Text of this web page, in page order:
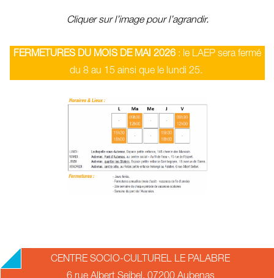
Cliquer sur l’image pour l’agrandir.
FERMETURES DU MOIS DE MAI 2026 : le LAEP sera fermé
du 8 au 15 ainsi que le lundi 25.
2018-
CENTRE SOCIO-CULTUREL LE PALABRE